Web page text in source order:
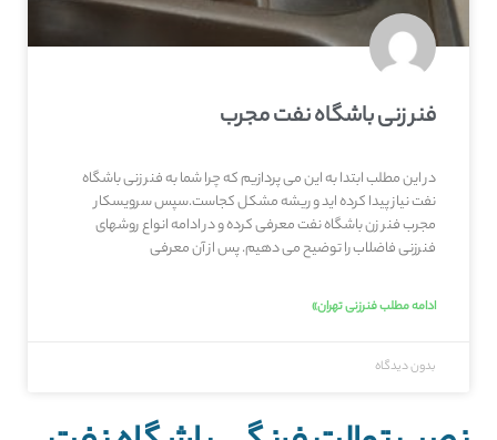
فنر زنی باشگاه نفت مجرب
در این مطلب ابتدا به این می پردازیم که چرا شما به فنر زنی باشگاه
نفت نیاز پیدا کرده اید و ریشه مشکل کجاست.سپس سرویسکار
مجرب فنر زن باشگاه نفت معرفی کرده و در ادامه انواع روشهای
فنرزنی فاضلاب را توضیح می دهیم. پس از آن معرفی
ادامه مطلب فنرزنی تهران»
بدون دیدگاه